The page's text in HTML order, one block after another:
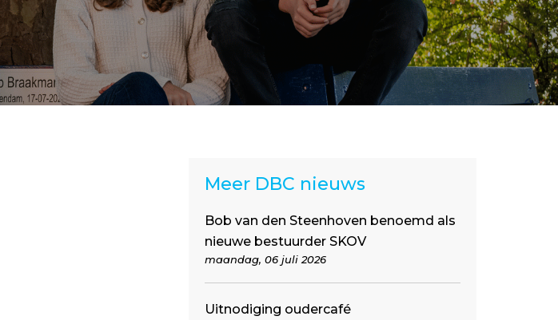
Meer DBC nieuws
Bob van den Steenhoven benoemd als
nieuwe bestuurder SKOV
maandag, 06 juli 2026
Uitnodiging oudercafé